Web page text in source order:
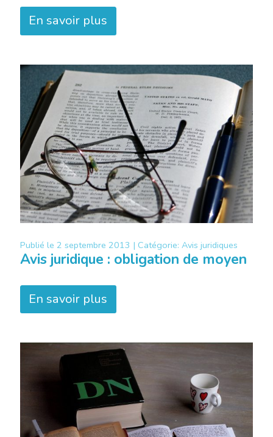
En savoir plus
Publié le 2 septembre 2013 | Catégorie: Avis juridiques
Avis juridique : obligation de moyen
En savoir plus